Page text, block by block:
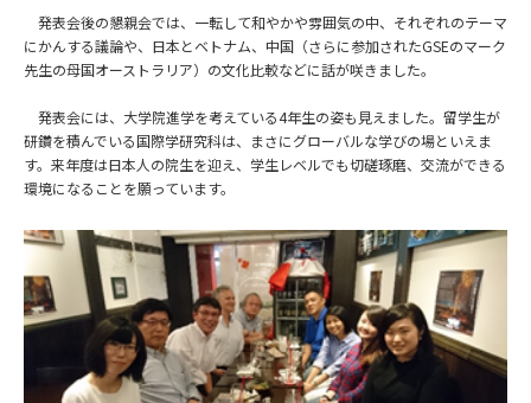
発表会後の懇親会では、一転して和やかや雰囲気の中、それぞれのテーマ
にかんする議論や、日本とベトナム、中国（さらに参加されたGSEのマーク
先生の母国オーストラリア）の文化比較などに話が咲きました。
発表会には、大学院進学を考えている4年生の姿も見えました。留学生が
研鑽を積んでいる国際学研究科は、まさにグローバルな学びの場といえま
す。来年度は日本人の院生を迎え、学生レベルでも切磋琢磨、交流ができる
環境になることを願っています。